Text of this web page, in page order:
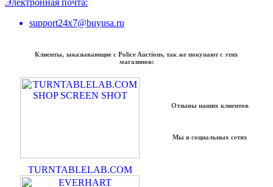
Электронная почта:
support24x7@buyusa.ru
Клиенты, заказывающие с Police Auctions, так же покупают с этих
магазинов:
TURNTABLELAB.COM
Отзывы наших клиентов
Мы в социальных сетях